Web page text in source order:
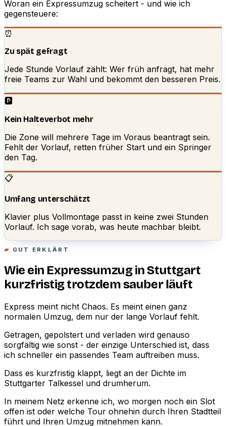
Woran ein Expressumzug scheitert - und wie ich
gegensteuere:
⏰
Zu spät gefragt
Jede Stunde Vorlauf zählt: Wer früh anfragt, hat mehr
freie Teams zur Wahl und bekommt den besseren Preis.
🅿️
Kein Halteverbot mehr
Die Zone will mehrere Tage im Voraus beantragt sein.
Fehlt der Vorlauf, retten früher Start und ein Springer
den Tag.
📋
Umfang unterschätzt
Klavier plus Vollmontage passt in keine zwei Stunden
Vorlauf. Ich sage vorab, was heute machbar bleibt.
GUT ERKLÄRT
Wie ein Expressumzug in Stuttgart
kurzfristig trotzdem sauber läuft
Express meint nicht Chaos. Es meint einen ganz
normalen Umzug, dem nur der lange Vorlauf fehlt.
Getragen, gepolstert und verladen wird genauso
sorgfältig wie sonst - der einzige Unterschied ist, dass
ich schneller ein passendes Team auftreiben muss.
Dass es kurzfristig klappt, liegt an der Dichte im
Stuttgarter Talkessel und drumherum.
In meinem Netz erkenne ich, wo morgen noch ein Slot
offen ist oder welche Tour ohnehin durch Ihren Stadtteil
führt und Ihren Umzug mitnehmen kann.